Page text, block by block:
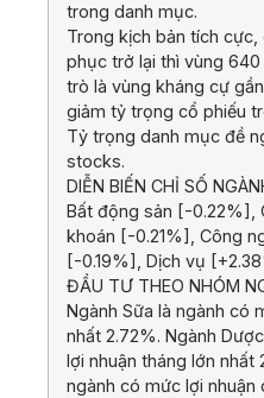
trong danh mục.
Trong kịch bản tích
phục trở lại thì vùng
trò là vùng kháng cự
giảm tỷ trọng cổ phiếu
Tỷ trọng danh mục đề
stocks.
DIỄN BIẾN CHỈ SỐ
Bất động sản [-0.22%],
khoán [-0.21%], Công
[-0.19%], Dịch vụ
ĐẦU TƯ THEO NHÓM
Ngành Sữa là ngành có
nhất 2.72%. Ngành
lợi nhuận tháng lớn nhất
ngành có mức lợi nhuận